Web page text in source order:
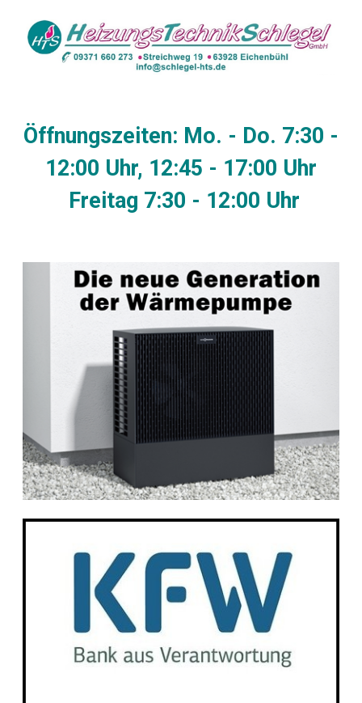
Öffnungszeiten: Mo. - Do. 7:30 -
12:00 Uhr, 12:45 - 17:00 Uhr
Freitag 7:30 - 12:00 Uhr